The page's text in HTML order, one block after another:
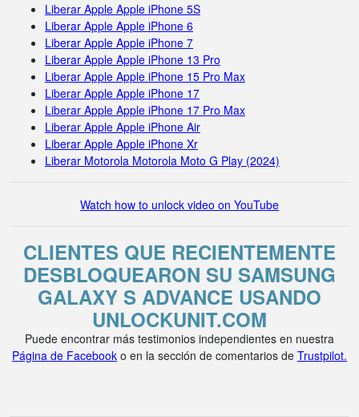
Liberar Apple Apple iPhone 5S
Liberar Apple Apple iPhone 6
Liberar Apple Apple iPhone 7
Liberar Apple Apple iPhone 13 Pro
Liberar Apple Apple iPhone 15 Pro Max
Liberar Apple Apple iPhone 17
Liberar Apple Apple iPhone 17 Pro Max
Liberar Apple Apple iPhone Air
Liberar Apple Apple iPhone Xr
Liberar Motorola Motorola Moto G Play (2024)
Watch how to unlock video on YouTube
CLIENTES QUE RECIENTEMENTE
DESBLOQUEARON SU SAMSUNG
GALAXY S ADVANCE USANDO
UNLOCKUNIT.COM
Puede encontrar más testimonios independientes en nuestra
Página de Facebook o en la sección de comentarios de Trustpilot.